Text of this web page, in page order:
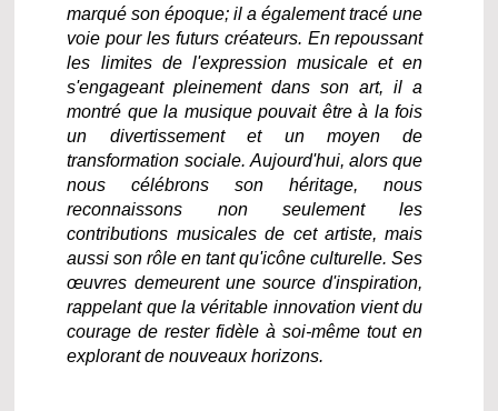
marqué son époque; il a également tracé une
voie pour les futurs créateurs. En repoussant
les limites de l'expression musicale et en
s'engageant pleinement dans son art, il a
montré que la musique pouvait être à la fois
un divertissement et un moyen de
transformation sociale. Aujourd'hui, alors que
nous célébrons son héritage, nous
reconnaissons non seulement les
contributions musicales de cet artiste, mais
aussi son rôle en tant qu'icône culturelle. Ses
œuvres demeurent une source d'inspiration,
rappelant que la véritable innovation vient du
courage de rester fidèle à soi-même tout en
explorant de nouveaux horizons.